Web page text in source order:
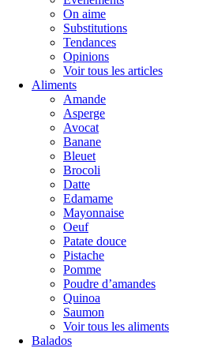
On aime
Substitutions
Tendances
Opinions
Voir tous les articles
Aliments
Amande
Asperge
Avocat
Banane
Bleuet
Brocoli
Datte
Edamame
Mayonnaise
Oeuf
Patate douce
Pistache
Pomme
Poudre d’amandes
Quinoa
Saumon
Voir tous les aliments
Balados